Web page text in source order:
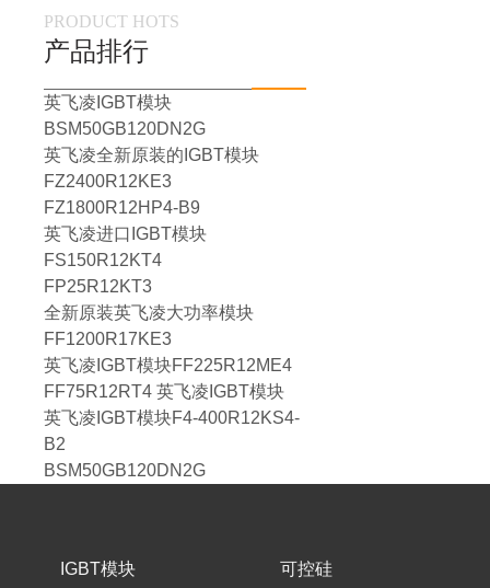
PRODUCT HOTS
产品排行
英飞凌IGBT模块
BSM50GB120DN2G
英飞凌全新原装的IGBT模块
FZ2400R12KE3
FZ1800R12HP4-B9
英飞凌进口IGBT模块
FS150R12KT4
FP25R12KT3
全新原装英飞凌大功率模块
FF1200R17KE3
英飞凌IGBT模块FF225R12ME4
FF75R12RT4 英飞凌IGBT模块
英飞凌IGBT模块F4-400R12KS4-
B2
BSM50GB120DN2G
IGBT模块 可控硅